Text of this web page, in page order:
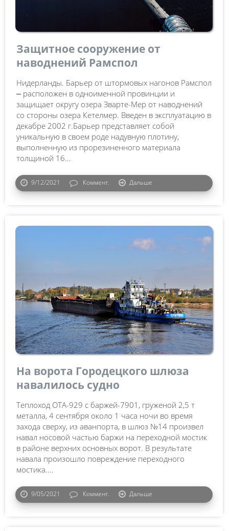
Защитное сооружение от
наводнений Рамспол
Нидерланды. Барьер от штормовых нагонов Рамспол
⎼ расположен в одноименной провинции и
защищает округу озера Зварте-Мер от наводнений
со стороны озера Кетелмер. Введен в эксплуатацию в
декабре 2002 г.Барьер представляет собой
уникальную в своем роде надувную плотину,
выполненную из прорезиненного материала
толщиной 16...
9/12/2021 Коммент. Дальше
На ворота Городецкого шлюза
навалилось судно
Теплоход ОТА-929 с баржей-7901, груженой 2,5 т
металла, 4 сентября около 1 часа ночи во время
захода сверху, из аванпорта, в шлюз №14 произвел
навал носовой частью баржи на переходной мостик
в районе верхних основных ворот. В результате
навала произошло повреждение переходного
мостика....
9/05/2021 Коммент. Дальше